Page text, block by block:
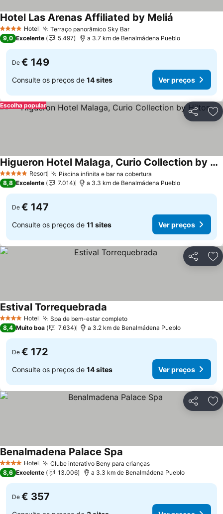
4 EstrelasHotel Terraço panorâmico Sky Bar
Hotel Las Arenas Affiliated by Meliá
9,0 Excelente 5.497 a 3.7 km de Benalmádena Pueblo
De € 149
Consulte os preços de 14 sites Ver preços
Partilhar
Escolha popular
5 Estrelas Resort Piscina infinita e bar na cobertura
Higueron Hotel Malaga, Curio Collection by Hilton
8,8 Excelente 7.014 a 3.3 km de Benalmádena Pueblo
De € 147
Consulte os preços de 11 sites Ver preços
Partilhar
4 EstrelasHotel Spa de bem-estar completo
Estival Torrequebrada
8,4 Muito boa 7.634 a 3.2 km de Benalmádena Pueblo
De € 172
Consulte os preços de 14 sites Ver preços
Partilhar
4 EstrelasHotel Clube interativo Beny para crianças
Benalmadena Palace Spa
8,6 Excelente 13.006 a 3.3 km de Benalmádena Pueblo
De € 357